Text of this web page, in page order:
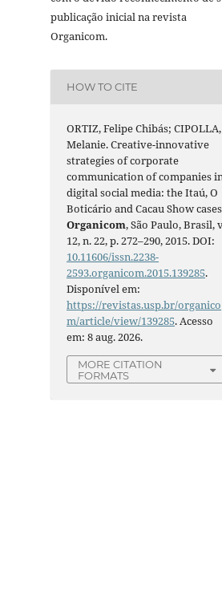
publicação inicial na revista
Organicom.
HOW TO CITE
ORTIZ, Felipe Chibás; CIPOLLA,
Melanie. Creative-innovative
strategies of corporate
communication of companies
digital social media: the Itaú, O
Boticário and Cacau Show
Organicom, São Paulo, Brasil,
12, n. 22, p. 272–290, 2015. DOI:
10.11606/issn.2238-
2593.organicom.2015.139285.
Disponível em:
https://revistas.usp.br/organico
m/article/view/139285. Acesso
em: 8 aug. 2026.
MORE CITATION
FORMATS